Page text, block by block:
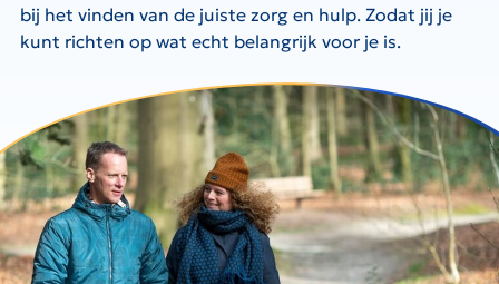
bij het vinden van de juiste zorg en hulp. Zodat jij je
kunt richten op wat echt belangrijk voor je is.